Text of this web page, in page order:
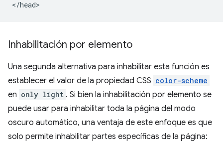
Inhabilitación por elemento
Una segunda alternativa para inhabilitar esta función es
establecer el valor de la propiedad CSS color-scheme
en only light . Si bien la inhabilitación por elemento se
puede usar para inhabilitar toda la página del modo
oscuro automático, una ventaja de este enfoque es que
solo permite inhabilitar partes específicas de la página: